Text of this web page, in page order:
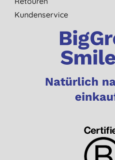
Kundenservice
Natürlich